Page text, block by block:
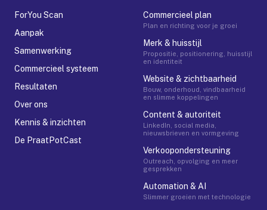
ForYou Scan
Aanpak
Samenwerking
Commercieel systeem
Resultaten
Over ons
Kennis & inzichten
De PraatPotCast
Commercieel plan
Plan en richting voor je groei
Merk & huisstijl
Propositie, positionering, huisstijl
en identiteit
Website & zichtbaarheid
Bouw, onderhoud, vindbaarheid
en slimme koppelingen
Content & autoriteit
LinkedIn, social media,
nieuwsbrieven en vormgeving
Verkoopondersteuning
Outreach, opvolging en meer
gesprekken
Automation & AI
Slimmer groeien met technologie